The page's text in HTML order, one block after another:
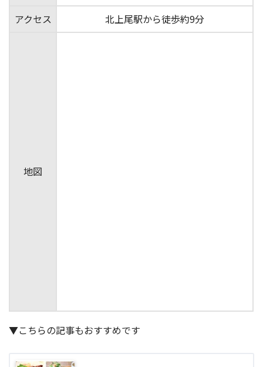
アクセス
北上尾駅から徒歩約9分
地図
▼こちらの記事もおすすめです